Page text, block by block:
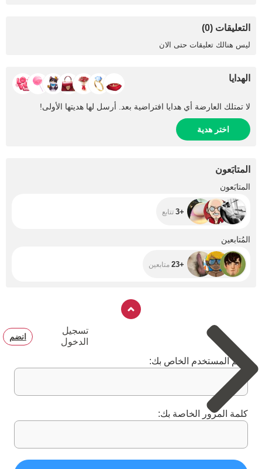
التعليقات (0)
ليس هنالك تعليقات حتى الان
الهدايا
لا تمتلك العارضة أي هدايا افتراضية بعد. أرسل لها هديتها الأولى!
اختر هدية
المتابَعون
المتابَعون
+3 تتابع
المُتابعين
+23 متابعين
تسجيل
الدخول
انضم
اسم المستخدم الخاص بك:
كلمة المرور الخاصة بك: